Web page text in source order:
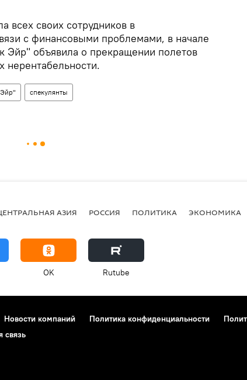
всех своих сотрудников в
с финансовыми проблемами, в начале
Эйр" объявила о прекращении полетов
нерентабельности.
спекулянты
АЗИЯ РОССИЯ ПОЛИТИКА ЭКОНОМИКА
OK Rutube
Новости компаний Политика конфиденциальности
связь